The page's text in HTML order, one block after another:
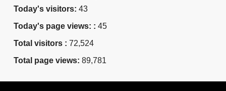
Today's visitors: 43
Today's page views: : 45
Total visitors : 72,524
Total page views: 89,781